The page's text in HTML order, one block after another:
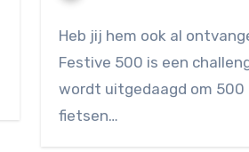
reacties
Heb jij hem ook al
Festive 500 is een
wordt uitgedaagd om
fietsen…